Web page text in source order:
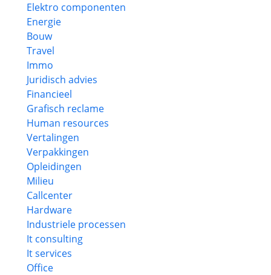
Elektro componenten
Energie
Bouw
Travel
Immo
Juridisch advies
Financieel
Grafisch reclame
Human resources
Vertalingen
Verpakkingen
Opleidingen
Milieu
Callcenter
Hardware
Industriele processen
It consulting
It services
Office